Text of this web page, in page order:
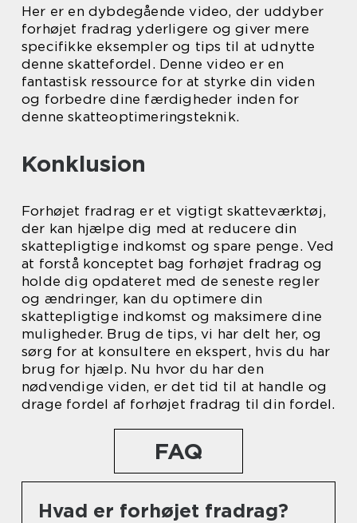
Her er en dybdegående video, der uddyber
forhøjet fradrag yderligere og giver mere
specifikke eksempler og tips til at udnytte
denne skattefordel. Denne video er en
fantastisk ressource for at styrke din viden
og forbedre dine færdigheder inden for
denne skatteoptimeringsteknik.
Konklusion
Forhøjet fradrag er et vigtigt skatteværktøj,
der kan hjælpe dig med at reducere din
skattepligtige indkomst og spare penge. Ved
at forstå konceptet bag forhøjet fradrag og
holde dig opdateret med de seneste regler
og ændringer, kan du optimere din
skattepligtige indkomst og maksimere dine
muligheder. Brug de tips, vi har delt her, og
sørg for at konsultere en ekspert, hvis du har
brug for hjælp. Nu hvor du har den
nødvendige viden, er det tid til at handle og
drage fordel af forhøjet fradrag til din fordel.
FAQ
Hvad er forhøjet fradrag?